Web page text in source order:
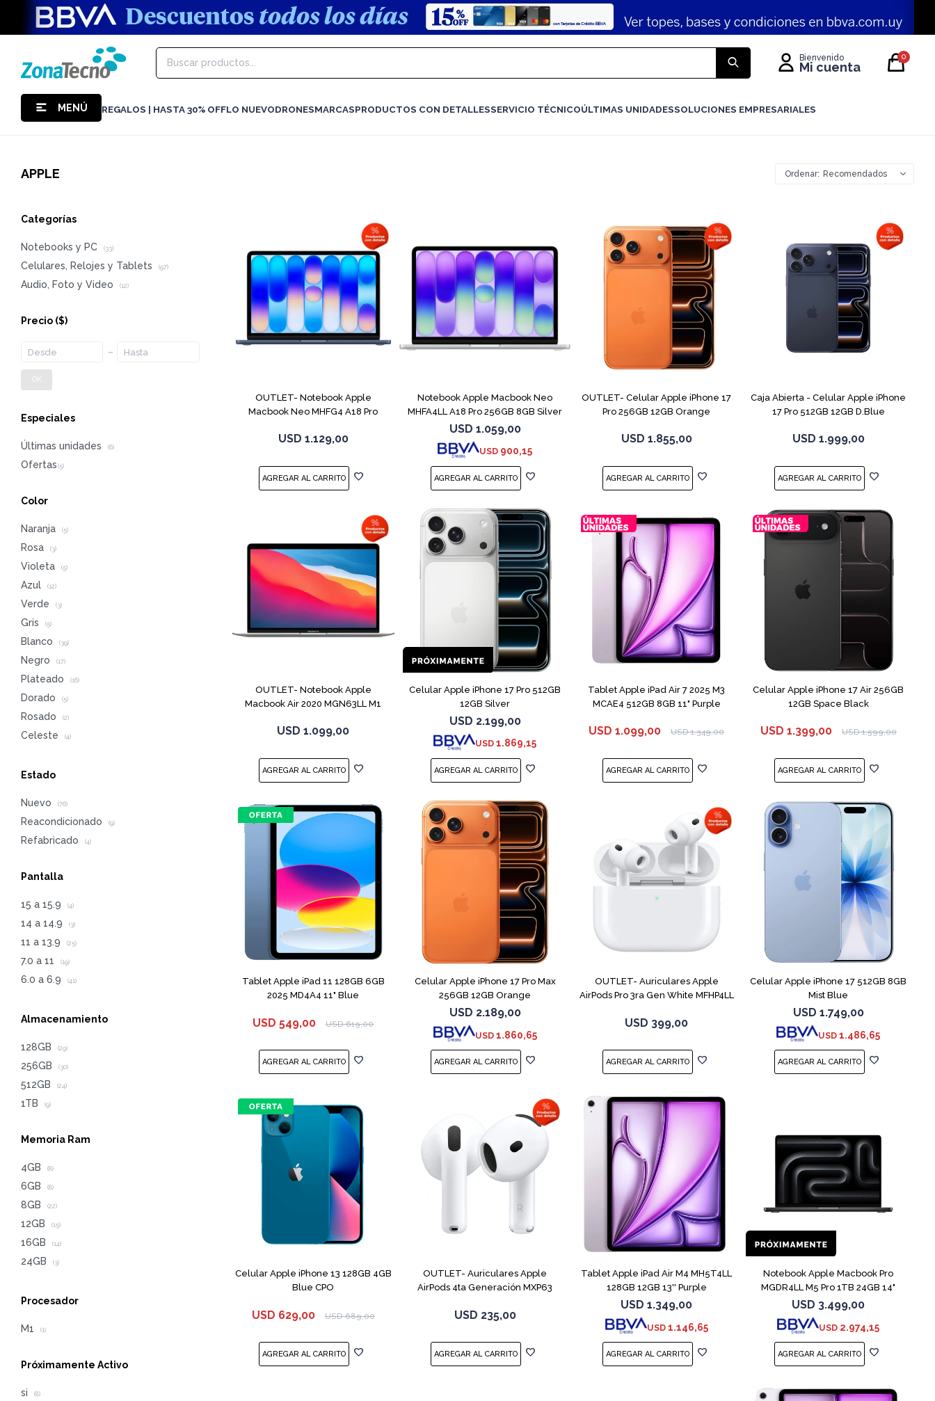
MENÚ REGALOS | HASTA 30% OFFLO NUEVODRONESMARCASPRODUCTOS CON DETALLESSERVICIO TÉCNICOÚLTIMAS UNIDADESSOLUCIONES EMPRESARIALES
0
APPLE Recomendados
OUTLET- Notebook Apple
Macbook Neo MHFG4 A18 Pro
USD 1.129,00
Notebook Apple Macbook Neo
MHFA4LL A18 Pro 256GB 8GB Silver
USD 1.059,00
USD 900,15
OUTLET- Celular Apple iPhone 17
Pro 256GB 12GB Orange
USD 1.855,00
COMPARAR
Caja Abierta - Celular Apple iPhone
17 Pro 512GB 12GB D.Blue
USD 1.999,00
OUTLET- Notebook Apple
Macbook Air 2020 MGN63LL M1
USD 1.099,00
Celular Apple iPhone 17 Pro 512GB
12GB Silver
USD 2.199,00
USD 1.869,15
COMPARAR
Tablet Apple iPad Air 7 2025 M3
MCAE4 512GB 8GB 11" Purple
USD 1.099,00 USD 1.349,00
Celular Apple iPhone 17 Air 256GB
12GB Space Black
USD 1.399,00 USD 1.599,00
COMPARAR
Tablet Apple iPad 11 128GB 6GB
2025 MD4A4 11" Blue
USD 549,00 USD 619,00
Celular Apple iPhone 17 Pro Max
256GB 12GB Orange
USD 2.189,00
USD 1.860,65
COMPARAR
OUTLET- Auriculares Apple
AirPods Pro 3ra Gen White MFHP4LL
USD 399,00
Celular Apple iPhone 17 512GB 8GB
Mist Blue
USD 1.749,00
USD 1.486,65
COMPARAR
Celular Apple iPhone 13 128GB 4GB
Blue CPO
USD 629,00 USD 689,00
COMPARAR
OUTLET- Auriculares Apple
AirPods 4ta Generación MXP63
USD 235,00
Tablet Apple iPad Air M4 MH5T4LL
128GB 12GB 13'' Purple
USD 1.349,00
USD 1.146,65
Notebook Apple Macbook Pro
MGDR4LL M5 Pro 1TB 24GB 14"
Black
USD 3.499,00
USD 2.974,15
Categorías
Notebooks y PC (33)
Celulares, Relojes y Tablets (97)
Audio, Foto y Video (12)
Precio ($)
OK
Especiales
Últimas unidades (6)
Color
Naranja (5)
Rosa (3)
Violeta (5)
Azul (12)
Verde (3)
Gris (5)
Blanco (39)
Negro (17)
Plateado (16)
Dorado (5)
Rosado (2)
Celeste (4)
Estado
Nuevo (76)
Reacondicionado (9)
Refabricado (4)
Pantalla
15 a 15.9 (4)
14 a 14.9 (3)
11 a 13.9 (25)
7.0 a 11 (19)
6.0 a 6.9 (41)
Almacenamiento
128GB (29)
256GB (30)
512GB (24)
1TB (9)
Memoria Ram
4GB (8)
6GB (8)
8GB (22)
12GB (15)
16GB (14)
24GB (3)
Procesador
M1 (1)
Próximamente Activo
si (8)